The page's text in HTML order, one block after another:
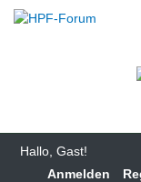
Hallo, Gast!
Anmelden